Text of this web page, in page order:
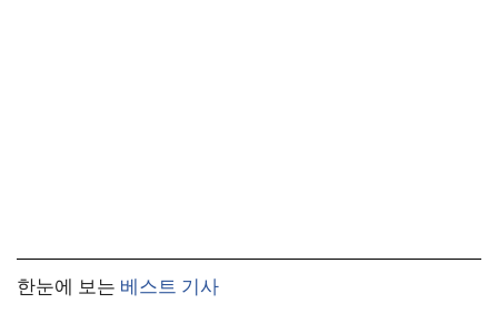
한눈에 보는 베스트 기사